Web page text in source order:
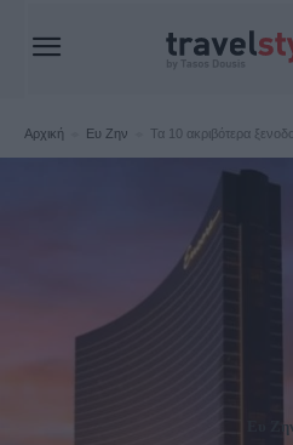
Αρχική Ευ Ζην Τα 10 ακριβότερα
Ευ